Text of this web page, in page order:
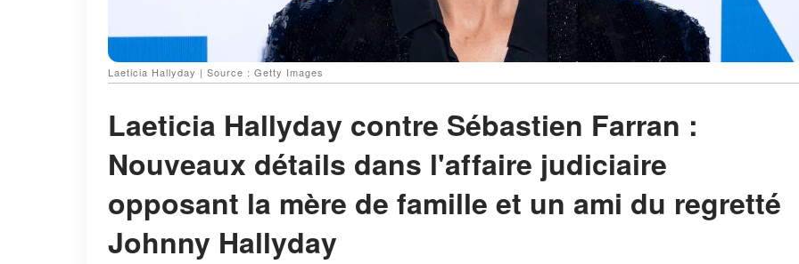
Laeticia Hallyday | Source : Getty Images
Laeticia Hallyday contre Sébastien Farran :
Nouveaux détails dans l'affaire judiciaire
opposant la mère de famille et un ami du regretté
Johnny Hallyday